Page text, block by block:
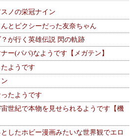
ノの栄冠ナイン
とピクシーだった友奈ちゃん
？が行く英雄伝説 閃の軌跡
ー(パパ)なようです【メガテン】
ようです
たようです
宙世紀で本物を見せられるようです【機
としたホビー漫画みたいな世界観でエロ